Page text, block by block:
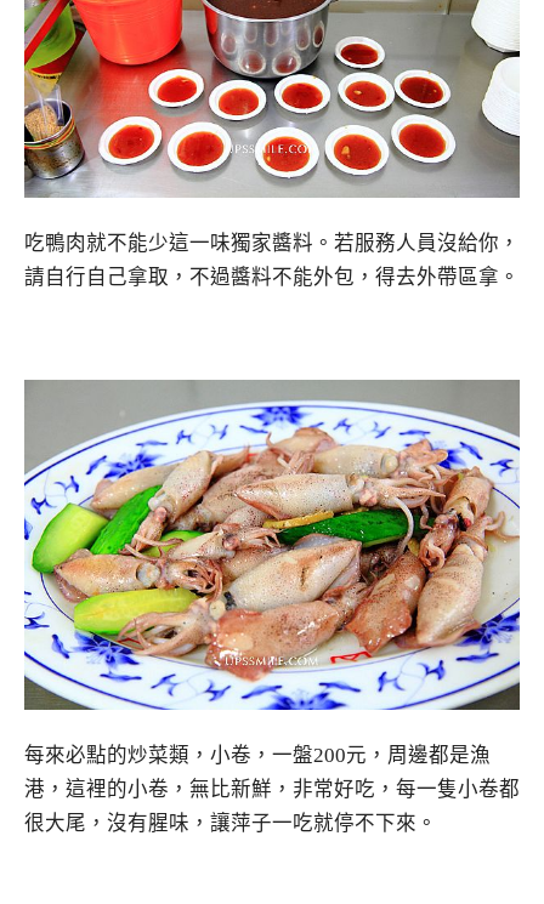
吃鴨肉就不能少這一味獨家醬料。若服務人員沒給你，
請自行自己拿取，不過醬料不能外包，得去外帶區拿。
每來必點的炒菜類，小卷，一盤200元，周邊都是漁
港，這裡的小卷，無比新鮮，非常好吃，每一隻小卷都
很大尾，沒有腥味，讓萍子一吃就停不下來。